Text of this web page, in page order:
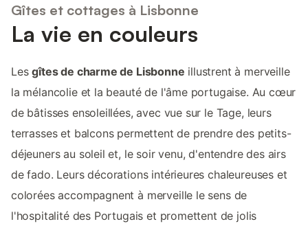
Gîtes et cottages à Lisbonne
La vie en couleurs
Lesgîtes de charme de Lisbonne illustrent à merveille
la mélancolie et la beauté de l'âme portugaise. Au cœur
de bâtisses ensoleillées, avec vue sur le Tage, leurs
terrasses et balcons permettent de prendre des petits-
déjeuners au soleil et, le soir venu, d'entendre des airs
de fado. Leurs décorations intérieures chaleureuses et
colorées accompagnent à merveille le sens de
l'hospitalité des Portugais et promettent de jolis